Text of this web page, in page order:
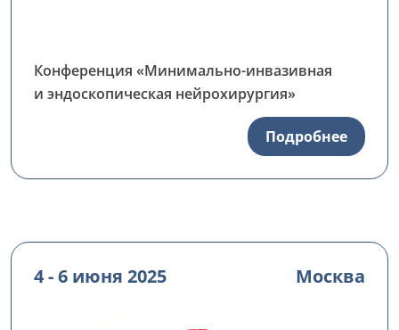
Конференция «Минимально-инвазивная
и эндоскопическая нейрохирургия»
Подробнее
4 - 6 июня 2025 Москва